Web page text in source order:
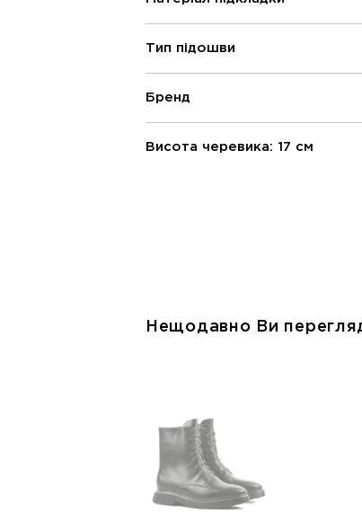
Тип підошви
Бренд
Висота черевика: 17 см
Нещодавно Ви